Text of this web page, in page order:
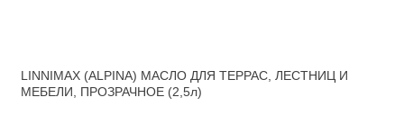
LINNIMAX (ALPINA) МАСЛО ДЛЯ ТЕРРАС, ЛЕСТНИЦ И
МЕБЕЛИ, ПРОЗРАЧНОЕ (2,5л)